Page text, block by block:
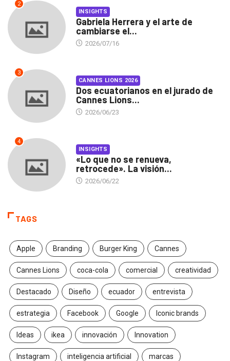
2
INSIGHTS
Gabriela Herrera y el arte de
cambiarse el...
2026/07/16
3
CANNES LIONS 2026
Dos ecuatorianos en el jurado de
Cannes Lions...
2026/06/23
4
INSIGHTS
«Lo que no se renueva,
retrocede». La visión...
2026/06/22
TAGS
Apple Branding Burger King Cannes
Cannes Lions coca-cola comercial creatividad
Destacado Diseño ecuador entrevista
estrategia Facebook Google Iconic brands
Ideas ikea innovación Innovation
Instagram inteligencia artificial marcas